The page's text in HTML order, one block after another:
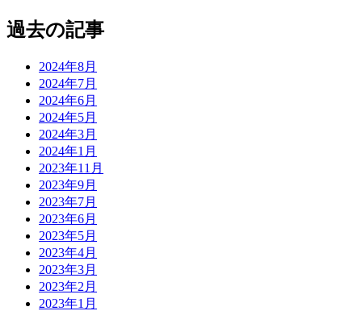
過去の記事
2024年8月
2024年7月
2024年6月
2024年5月
2024年3月
2024年1月
2023年11月
2023年9月
2023年7月
2023年6月
2023年5月
2023年4月
2023年3月
2023年2月
2023年1月